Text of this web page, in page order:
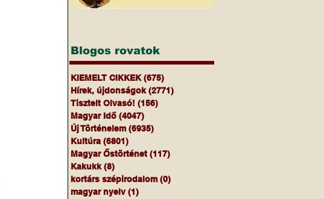
Blogos rovatok
KIEMELT CIKKEK (675)
Hírek, újdonságok (2771)
Tisztelt Olvasó! (156)
Magyar Idő (4047)
Új Történelem (6935)
Kultúra (6801)
Magyar Őstörténet (117)
Kakukk (8)
kortárs szépirodalom (0)
magyar nyelv (1)